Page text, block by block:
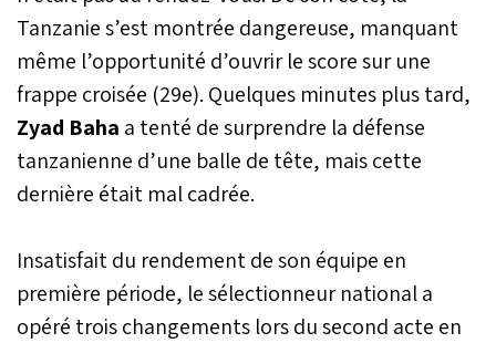
difficiles en seconde mi-
temps, tout en ratant la
de partie. La sélection
nationale devra
impérativement gagner
son dernier match de
groupe contre la
tête du groupe A.
Tanzanie s’est montrée dangereuse, manquant
même l’opportunité d’ouvrir le score sur une
frappe croisée (29e). Quelques minutes plus tard,
Zyad Baha a tenté de surprendre la défense
tanzanienne d’une balle de tête, mais cette
dernière était mal cadrée.
Insatisfait du rendement de son équipe en
première période, le sélectionneur national a
opéré trois changements lors du second acte en